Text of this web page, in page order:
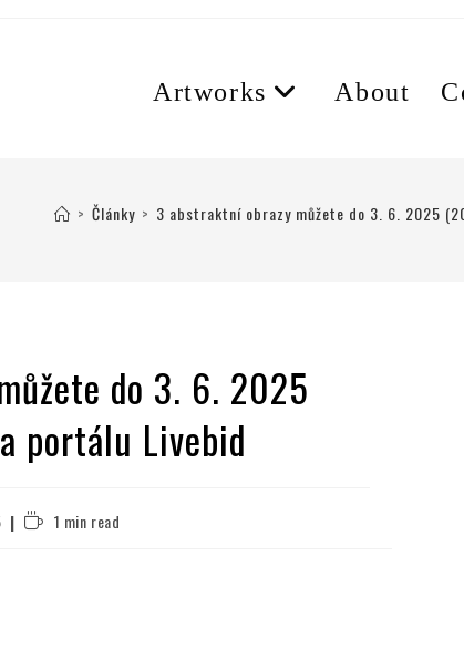
Artworks About
> Články > 3 abstraktní obrazy můžete do 3. 6. 2025
do 3. 6. 2025
portálu Livebid
1 min read